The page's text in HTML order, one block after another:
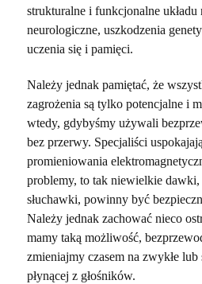
strukturalne i funkcjonalne układu
neurologiczne, uszkodzenia
uczenia się i pamięci.
Należy jednak pamiętać, że
zagrożenia są tylko potencjalne i
wtedy, gdybyśmy używali
bez przerwy. Specjaliści
promieniowania
problemy, to tak niewielkie dawki,
słuchawki, powinny być
Należy jednak zachować nieco
mamy taką możliwość,
zmieniajmy czasem na zwykłe lub
płynącej z głośników.